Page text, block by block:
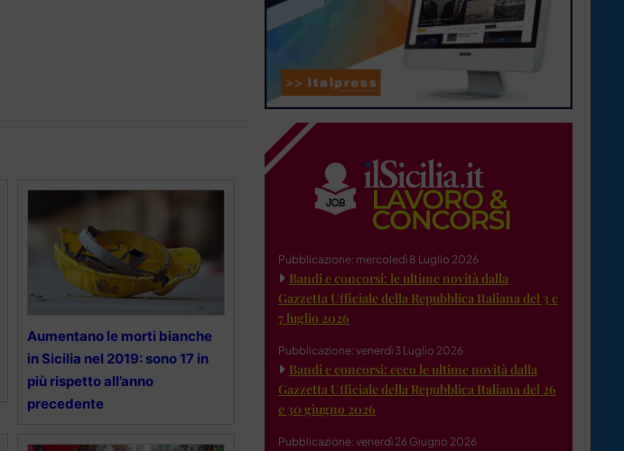
Aumentano le morti bianche
in Sicilia nel 2019: sono 17 in
più rispetto all’anno
precedente
Pubblicazione: mercoledì 8 Luglio 2026
Bandi e concorsi: le ultime novità dalla
Gazzetta Ufficiale della Repubblica Italiana del 3 e
7 luglio 2026
Pubblicazione: venerdì 3 Luglio 2026
Bandi e concorsi: ecco le ultime novità dalla
Gazzetta Ufficiale della Repubblica Italiana del 26
e 30 giugno 2026
Pubblicazione: venerdì 26 Giugno 2026